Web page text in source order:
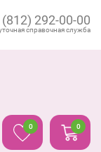
292-00-00
справочная служба
0 0